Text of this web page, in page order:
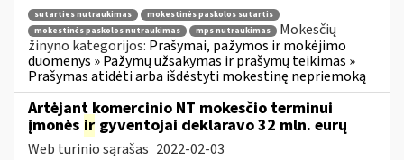
sutarties nutraukimas
mokestinės paskolos sutartis
mokestinės paskolos nutraukimas
mps nutraukimas
Mokesčių
žinyno kategorijos: Prašymai, pažymos ir mokėjimo
duomenys » Pažymų užsakymas ir prašymų teikimas »
Prašymas atidėti arba išdėstyti mokestinę nepriemoką
Artėjant komercinio NT mokesčio terminui
įmonės ir gyventojai deklaravo 32 mln. eurų
Web turinio sąrašas 2022-02-03